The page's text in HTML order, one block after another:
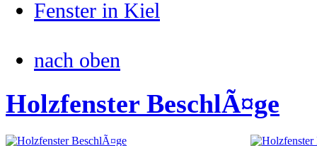
Fenster in Kiel
nach oben
Holzfenster BeschlÃ¤ge